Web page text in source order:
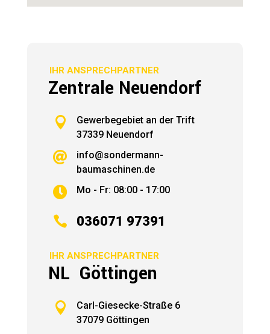
IHR ANSPRECHPARTNER
Zentrale Neuendorf

Gewerbegebiet an der Trift
37339 Neuendorf

info@sondermann-
baumaschinen.de
 Mo - Fr: 08:00 - 17:00
 036071 97391
IHR ANSPRECHPARTNER
NL Göttingen

Carl-Giesecke-Straße 6
37079 Göttingen